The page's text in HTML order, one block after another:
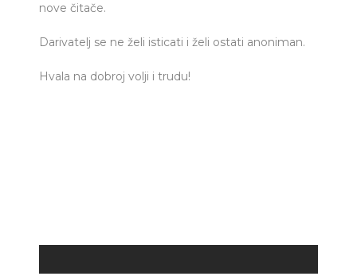
nove čitače.
Darivatelj se ne želi isticati i želi ostati anoniman.
Hvala na dobroj volji i trudu!